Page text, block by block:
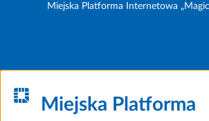
Miejska Platforma Internetowa
Miejska Platforma